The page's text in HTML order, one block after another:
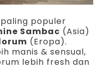
populer
Sambac (Asia)
(Eropa).
manis & sensual,
lebih fresh dan